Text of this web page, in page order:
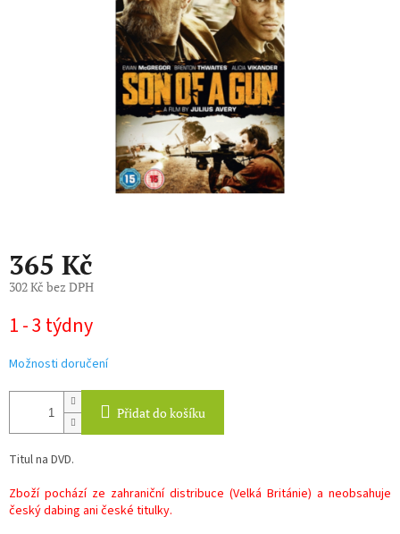
365 Kč
302 Kč bez DPH
cena:
1 - 3 týdny
Možnosti doručení
Přidat do košíku
Titul na DVD.
Zboží pochází ze zahraniční distribuce (Velká Británie) a neobsahuje
český dabing ani české titulky.